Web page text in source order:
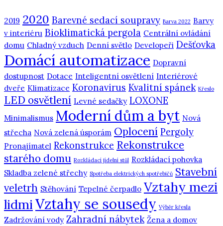
2019 2020 Barevné sedací soupravy Barva 2022 Barvy
v interiéru Bioklimatická pergola Centrální ovládání
domu Chladný vzduch Denní světlo Developeři Dešťovka
Domácí automatizace Dopravní
dostupnost Dotace Inteligentní osvětlení Interiérové
dveře Klimatizace Koronavirus Kvalitní spánek Křeslo
LED osvětlení Levné sedačky LOXONE
Minimalismus Moderní dům a byt Nová
střecha Nová zelená úsporám Oplocení Pergoly
Pronajímatel Rekonstrukce Rekonstrukce
starého domu Rozkládací jídelní stůl Rozkládací pohovka
Skladba zelené střechy Spotřeba elektrických spotřebičů Stavební
veletrh Stěhování Tepelné čerpadlo Vztahy mezi
lidmiVztahy se sousedy Výběr křesla
Zadržování vody Zahradní nábytek Žena a domov